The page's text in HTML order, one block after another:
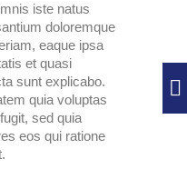
iste natus
doloremque
eaque ipsa
et quasi
sunt explicabo.
quia voluptas
sed quia
eos qui ratione